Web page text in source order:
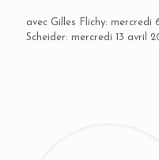
avec Gilles Flichy: mercredi
Scheider: mercredi 13 avril